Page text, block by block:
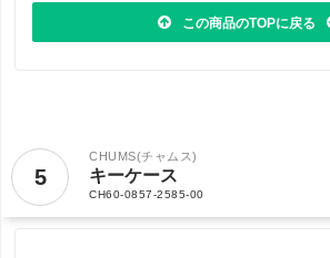
この商品のTOPに戻る
5
CHUMS(チャムス)
キーケース
CH60-0857-2585-00